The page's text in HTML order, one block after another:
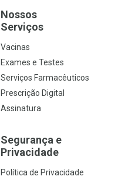
Nossos
Serviços
Vacinas
Exames e Testes
Serviços Farmacêuticos
Prescrição Digital
Assinatura
Segurança e
Privacidade
Política de Privacidade